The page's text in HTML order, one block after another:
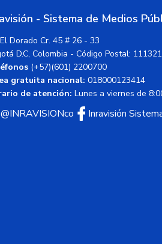
- Sistema de Medios
Dorado Cr. 45 # 26 - 33
D.C, Colombia - Código Postal: 111321
(+57)(601) 2200700
gratuita nacional: 018000123414
de atención: Lunes a viernes de
@INRAVISIONco Inravisión